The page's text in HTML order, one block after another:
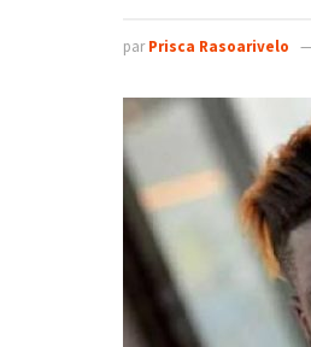
par Prisca Rasoarivelo